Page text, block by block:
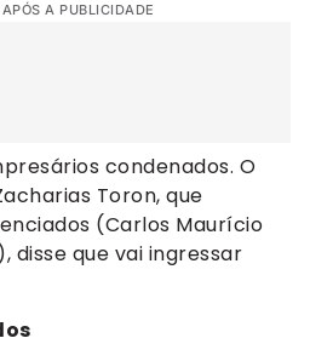
A PUBLICIDADE
condenados. O
Toron, que
(Carlos Maurício
disse que vai ingressar